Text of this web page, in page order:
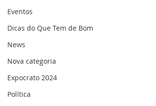
Eventos
Dicas do Que Tem de Bom
News
Nova categoria
Expocrato 2024
Política